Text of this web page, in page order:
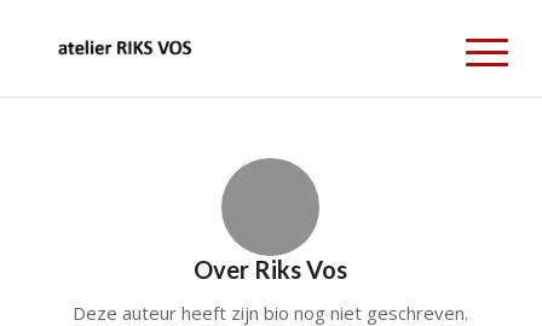
Over Riks Vos
Deze auteur heeft zijn bio nog niet geschreven.